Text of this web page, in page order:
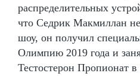
распределительных
что Седрик Макмиллан
шоу, он получил
Олимпию 2019 года и
Тестостерон Пропионат